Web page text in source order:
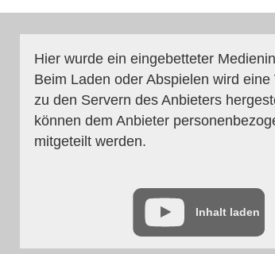
Hier wurde ein eingebetteter
Beim Laden oder Abspielen wird eine
zu den Servern des Anbieters
können dem Anbieter
mitgeteilt werden.
Inhalt laden